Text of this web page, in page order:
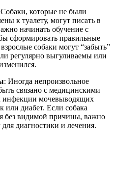
которые не были
к туалету, могут писать в
начинать обучение с
сформировать правильные
собаки могут “забыть”
регулярно выгуливаемы или
: Иногда непроизвольное
связано с медицинскими
инфекции мочевыводящих
или диабет. Если собака
без видимой причины, важно
для диагностики и лечения.